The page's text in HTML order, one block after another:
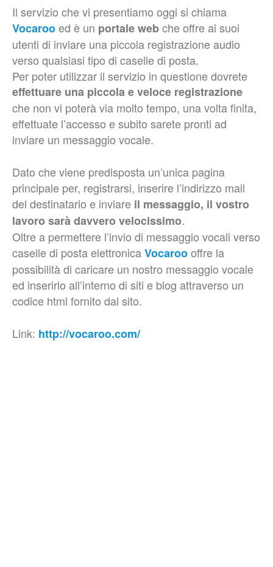
Il servizio che vi presentiamo oggi si chiama
Vocarooed è un portale webche offre ai suoi
utenti di inviare una piccola registrazione audio
verso qualsiasi tipo di caselle di posta.
Per poter utilizzar il servizio in questione dovrete
effettuare una piccola e veloce registrazione
che non vi poterà via molto tempo, una volta finita,
effettuate l’accesso e subito sarete pronti ad
inviare un messaggio vocale.
Dato che viene predisposta un’unica pagina
principale per, registrarsi, inserire l’indirizzo mail
del destinatario e inviare il messaggio, il vostro
lavoro sarà davvero velocissimo.
Oltre a permettere l’invio di messaggio vocali verso
caselle di posta elettronicaVocaroooffre la
possibilità di caricare un nostro messaggio vocale
ed inserirlo all’interno di siti e blog attraverso un
codice html fornito dal sito.
Link: http://vocaroo.com/